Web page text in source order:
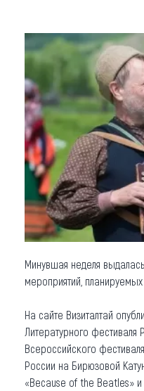
О регионе
Коллекция
Другие рубрики
Минувшая неделя
мероприятий,
На сайте Визиталтай
Литературного
Всероссийского
России на Бирюзовой
«Because of the Beatles»